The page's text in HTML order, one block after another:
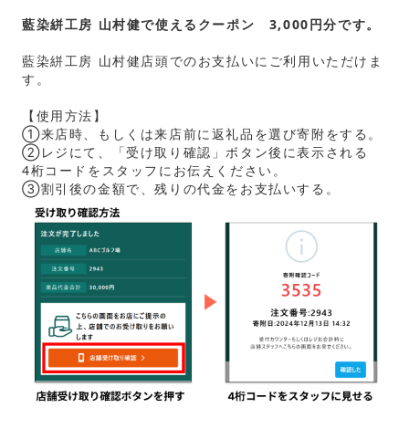
藍染絣工房 山村健で使えるクーポン 3,000円分です。
藍染絣工房 山村健店頭でのお支払いにご利用いただけま
す。
【使用方法】
①来店時、もしくは来店前に返礼品を選び寄附をする。
②レジにて、「受け取り確認」ボタン後に表示される
4桁コードをスタッフにお伝えください。
③割引後の金額で、残りの代金をお支払いする。